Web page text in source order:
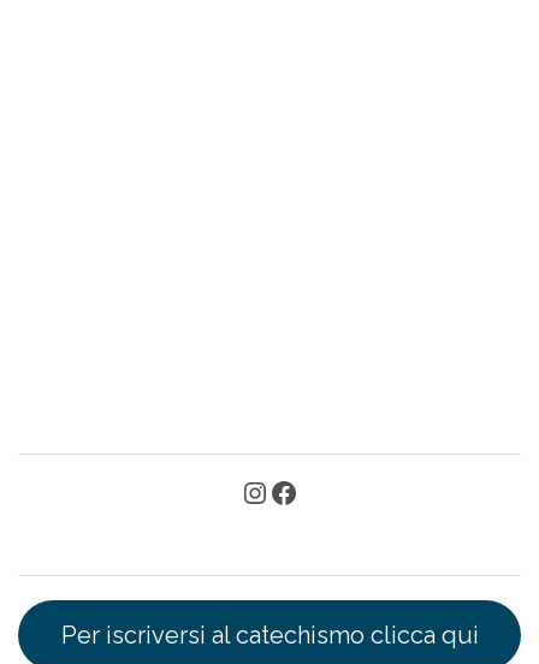
Per iscriversi al catechismo clicca qui